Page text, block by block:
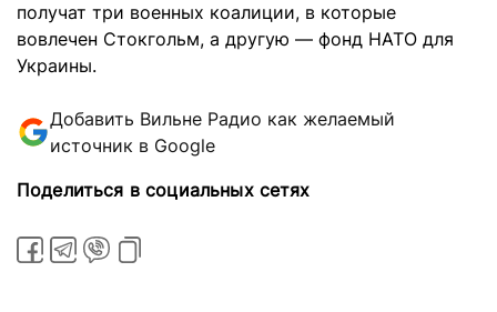
получат три военных коалиции, в которые
вовлечен Стокгольм, а другую — фонд НАТО для
Украины.
Добавить Вильне Радио как желаемый
источник в Google
Поделиться в социальных сетях